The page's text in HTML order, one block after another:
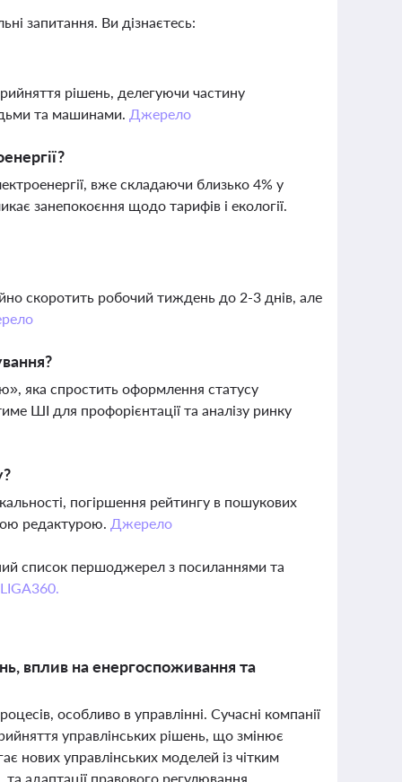
запитання. Ви дізнаєтесь:
рішень, делегуючи частину
та машинами. Джерело
вже складаючи близько 4% у
занепокоєння щодо тарифів і екології.
скоротить робочий тиждень до 2-3 днів, але
яка спростить оформлення статусу
ШІ для профорієнтації та аналізу ринку
погіршення рейтингу в пошукових
редактурою. Джерело
список першоджерел з посиланнями та
вплив на енергоспоживання та
особливо в управлінні. Сучасні компанії
управлінських рішень, що змінює
нових управлінських моделей із чітким
адаптації правового регулювання.